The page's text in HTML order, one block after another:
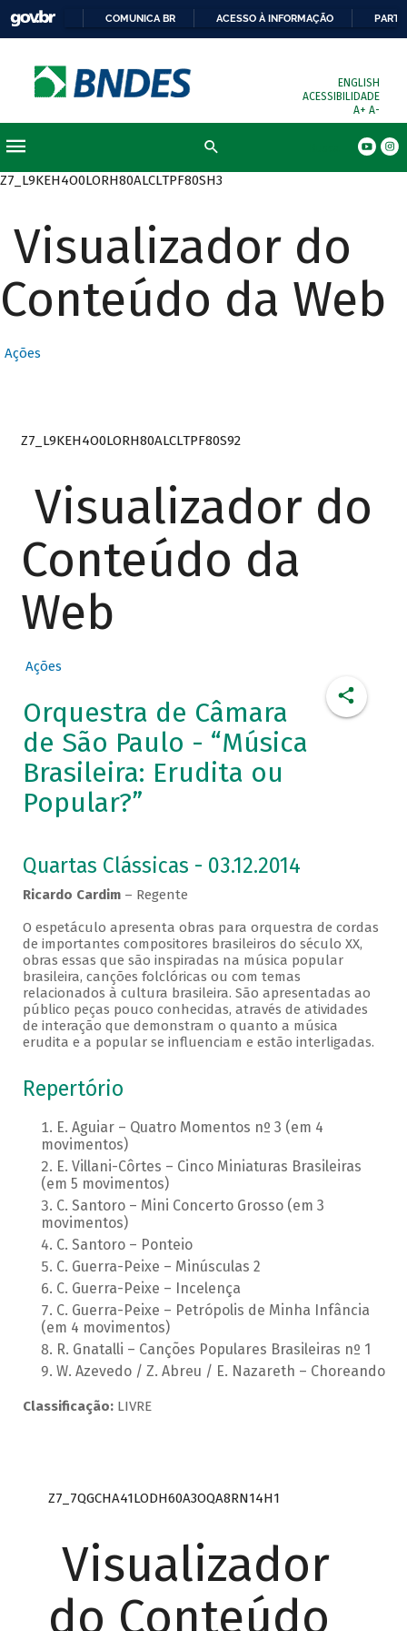
COMUNICA BR ACESSO À INFORMAÇÃO
ENGLISH
ACESSIBILIDADE
A+ A-
Z7_L9KEH4O0LORH80ALCLTPF80SH3
Visualizador do
Conteúdo da Web
Ações
Z7_L9KEH4O0LORH80ALCLTPF80S92
Visualizador do
Conteúdo da
Web
Ações
Orquestra de Câmara
de São Paulo - “Música
Brasileira: Erudita ou
Popular?”
Quartas Clássicas - 03.12.2014
Ricardo Cardim – Regente
O espetáculo apresenta obras para orquestra de cordas
de importantes compositores brasileiros do século XX,
obras essas que são inspiradas na música popular
brasileira, canções folclóricas ou com temas
relacionados à cultura brasileira. São apresentadas ao
público peças pouco conhecidas, através de atividades
de interação que demonstram o quanto a música
erudita e a popular se influenciam e estão interligadas.
Repertório
E. Aguiar – Quatro Momentos nº 3 (em 4
movimentos)
E. Villani-Côrtes – Cinco Miniaturas Brasileiras
(em 5 movimentos)
C. Santoro – Mini Concerto Grosso (em 3
movimentos)
C. Santoro – Ponteio
C. Guerra-Peixe – Minúsculas 2
C. Guerra-Peixe – Incelença
C. Guerra-Peixe – Petrópolis de Minha Infância
(em 4 movimentos)
R. Gnatalli – Canções Populares Brasileiras nº 1
W. Azevedo / Z. Abreu / E. Nazareth – Choreando
Classificação:LIVRE
Z7_7QGCHA41LODH60A3OQA8RN14H1
Visualizador
do Conteúdo